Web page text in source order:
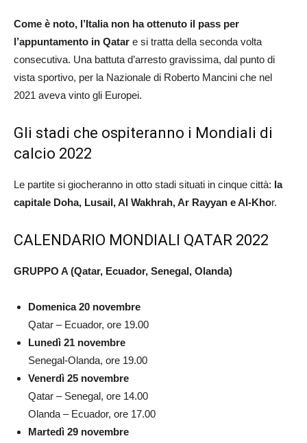
Come è noto, l’Italia non ha ottenuto il pass per
l’appuntamento in Qatar e si tratta della seconda volta
consecutiva. Una battuta d’arresto gravissima, dal punto di
vista sportivo, per la Nazionale di Roberto Mancini che nel
2021 aveva vinto gli Europei.
Gli stadi che ospiteranno i Mondiali di
calcio 2022
Le partite si giocheranno in otto stadi situati in cinque città: la
capitale Doha, Lusail, Al Wakhrah, Ar Rayyan e Al-Khor.
CALENDARIO MONDIALI QATAR 2022
GRUPPO A (Qatar, Ecuador, Senegal, Olanda)
Domenica 20 novembre
Qatar – Ecuador, ore 19.00
Lunedì 21 novembre
Senegal-Olanda, ore 19.00
Venerdì 25 novembre
Qatar – Senegal, ore 14.00
Olanda – Ecuador, ore 17.00
Martedì 29 novembre